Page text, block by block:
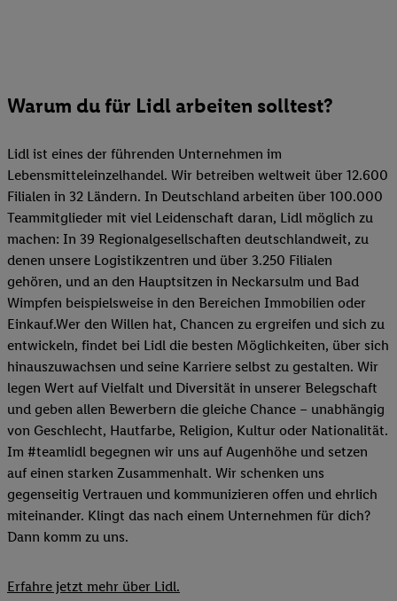
Warum du für Lidl arbeiten solltest?
Lidl ist eines der führenden Unternehmen im
Lebensmitteleinzelhandel. Wir betreiben weltweit über 12.600
Filialen in 32 Ländern. In Deutschland arbeiten über 100.000
Teammitglieder mit viel Leidenschaft daran, Lidl möglich zu
machen: In 39 Regionalgesellschaften deutschlandweit, zu
denen unsere Logistikzentren und über 3.250 Filialen
gehören, und an den Hauptsitzen in Neckarsulm und Bad
Wimpfen beispielsweise in den Bereichen Immobilien oder
Einkauf.Wer den Willen hat, Chancen zu ergreifen und sich zu
entwickeln, findet bei Lidl die besten Möglichkeiten, über sich
hinauszuwachsen und seine Karriere selbst zu gestalten. Wir
legen Wert auf Vielfalt und Diversität in unserer Belegschaft
und geben allen Bewerbern die gleiche Chance – unabhängig
von Geschlecht, Hautfarbe, Religion, Kultur oder Nationalität.
Im #teamlidl begegnen wir uns auf Augenhöhe und setzen
auf einen starken Zusammenhalt. Wir schenken uns
gegenseitig Vertrauen und kommunizieren offen und ehrlich
miteinander. Klingt das nach einem Unternehmen für dich?
Dann komm zu uns.​
Erfahre jetzt mehr über Lidl.